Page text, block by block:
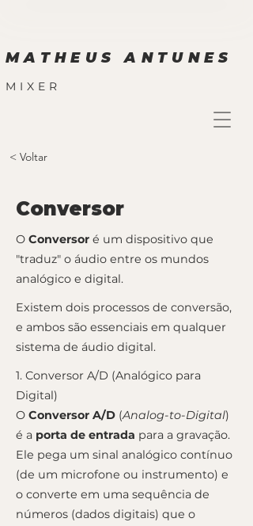
MATHEUS ANTUNES
MIXER
< Voltar
Conversor
O Conversor é um dispositivo que
"traduz" o áudio entre os mundos
analógico e digital.
Existem dois processos de conversão,
e ambos são essenciais em qualquer
sistema de áudio digital.
1. Conversor A/D (Analógico para
Digital)
O Conversor A/D (Analog-to-Digital)
é a porta de entrada para a gravação.
Ele pega um sinal analógico contínuo
(de um microfone ou instrumento) e
o converte em uma sequência de
números (dados digitais) que o